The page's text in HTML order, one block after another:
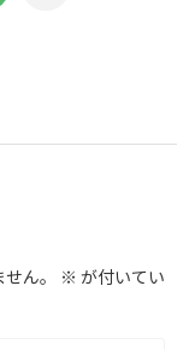
ん。 ※ が付いてい